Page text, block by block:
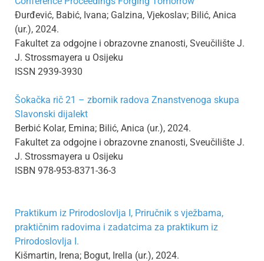
Đurđević, Babić, Ivana; Galzina, Vjekoslav; Bilić, Anica
(ur.), 2024.
Fakultet za odgojne i obrazovne znanosti, Sveučilište J.
J. Strossmayera u Osijeku
ISSN 2939-3930
Šokačka rič 21 – zbornik radova Znanstvenoga skupa
Slavonski dijalekt
Berbić Kolar, Emina; Bilić, Anica (ur.), 2024.
Fakultet za odgojne i obrazovne znanosti, Sveučilište J.
J. Strossmayera u Osijeku
ISBN 978-953-8371-36-3
Praktikum iz Prirodoslovlja I, Priručnik s vježbama,
praktičnim radovima i zadatcima za praktikum iz
Prirodoslovlja I.
Kišmartin, Irena; Bogut, Irella (ur.), 2024.